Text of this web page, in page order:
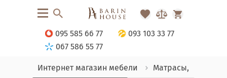
095 585 66 77
093 103 33 77
067 586 55 77
Интернет магазин мебели Матрасы, текстиль